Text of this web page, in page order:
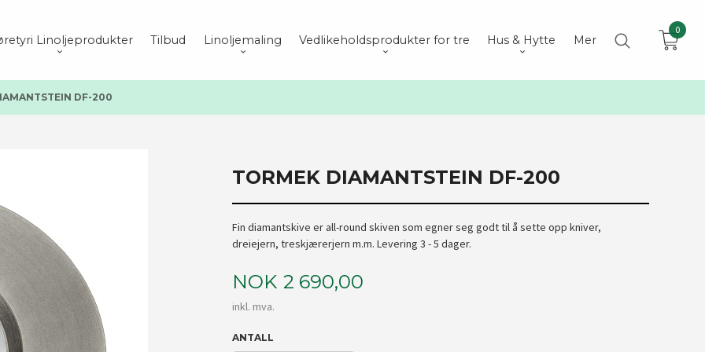
Linoljeprodukter Tilbud Linoljemaling Vedlikeholdsprodukter for tre Hus & Hytte Mer
0
DF-200
TORMEK DIAMANTSTEIN DF-200
Fin diamantskive er all-round skiven som egner seg godt til å sette opp kniver,
dreiejern, treskjærerjern m.m. Levering 3 - 5 dager.
Pris
NOK 2 690,00
inkl. mva.
ANTALL